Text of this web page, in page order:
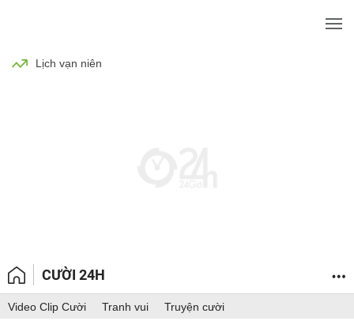
Lịch vạn niên
CƯỜI 24H
Video Clip Cười Tranh vui Truyện cười